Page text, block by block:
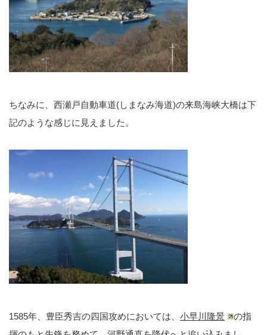
ちなみに、西瀬戸自動車道(しまなみ海道)の来島海峡大橋は下
記のような感じに見えました。
1585年、豊臣秀吉の四国攻めにおいては、 小早川隆景
の指